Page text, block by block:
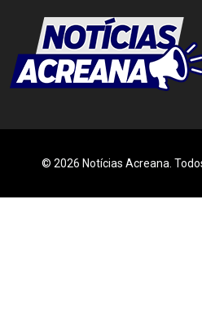
© 2026 Notícias Acreana.